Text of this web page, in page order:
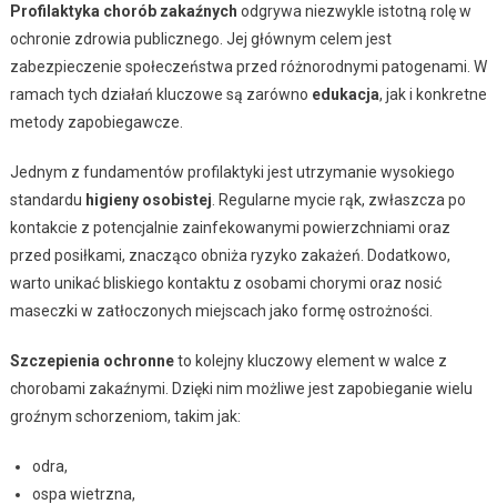
Profilaktyka chorób zakaźnych odgrywa niezwykle istotną rolę w
ochronie zdrowia publicznego. Jej głównym celem jest
zabezpieczenie społeczeństwa przed różnorodnymi patogenami. W
ramach tych działań kluczowe są zarówno edukacja, jak i konkretne
metody zapobiegawcze.
Jednym z fundamentów profilaktyki jest utrzymanie wysokiego
standardu higieny osobistej . Regularne mycie rąk, zwłaszcza po
kontakcie z potencjalnie zainfekowanymi powierzchniami oraz
przed posiłkami, znacząco obniża ryzyko zakażeń. Dodatkowo,
warto unikać bliskiego kontaktu z osobami chorymi oraz nosić
maseczki w zatłoczonych miejscach jako formę ostrożności.
Szczepienia ochronneto kolejny kluczowy element w walce z
chorobami zakaźnymi. Dzięki nim możliwe jest zapobieganie wielu
groźnym schorzeniom, takim jak:
odra,
ospa wietrzna,